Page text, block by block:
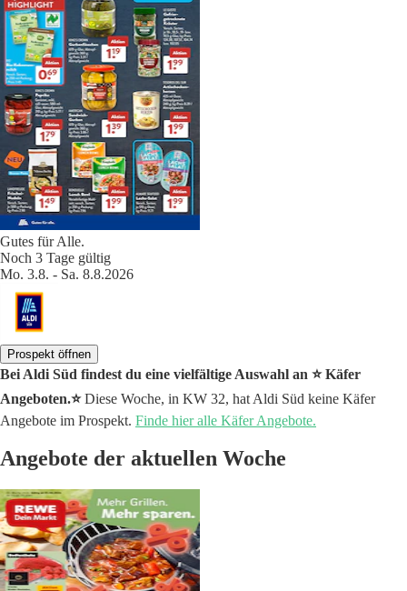
Gutes für Alle.
Noch 3 Tage gültig
Mo. 3.8. - Sa. 8.8.2026
Prospekt öffnen
Bei Aldi Süd findest du eine vielfältige Auswahl an ⭐️ Käfer
Angeboten.⭐️Diese Woche, in KW 32, hat Aldi Süd keine Käfer
Angebote im Prospekt. Finde hier alle Käfer Angebote.
Angebote der aktuellen Woche